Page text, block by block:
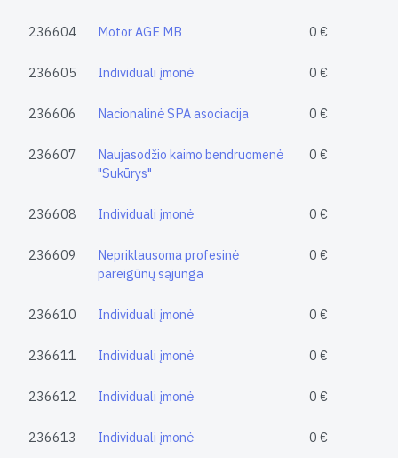
236604 Motor AGE MB 0 €
236605 Individuali įmonė 0 €
236606 Nacionalinė SPA asociacija 0 €
236607
Naujasodžio kaimo bendruomenė
"Sukūrys"
0 €
236608 Individuali įmonė 0 €
236609
Nepriklausoma profesinė
pareigūnų sąjunga
0 €
236610 Individuali įmonė 0 €
236611 Individuali įmonė 0 €
236612 Individuali įmonė 0 €
236613 Individuali įmonė 0 €